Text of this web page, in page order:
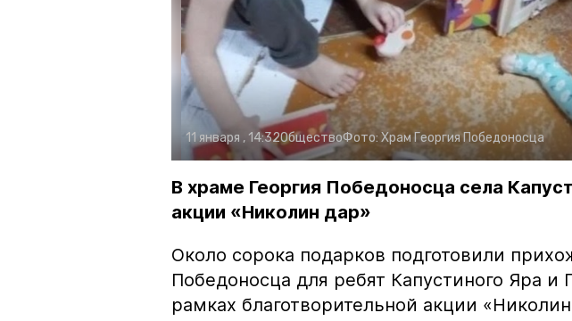
11 января , 14:32ОбществоФото: Храм Георгия Победоносца
В храме Георгия Победоносца села
акции «Николин дар»
Около сорока подарков подготовили
Победоносца для ребят Капустиного Яра и
рамках благотворительной акции